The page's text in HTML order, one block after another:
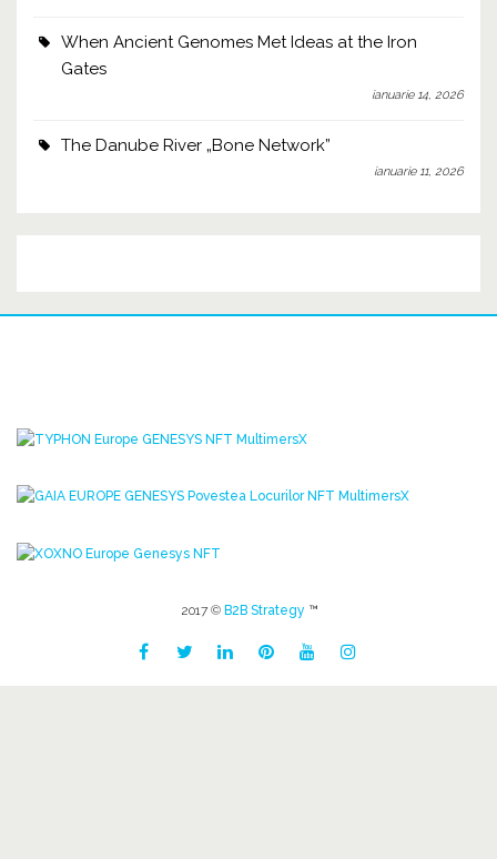
When Ancient Genomes Met Ideas at the Iron
Gates
ianuarie 14, 2026
The Danube River „Bone Network”
ianuarie 11, 2026
2017 © B2B Strategy ™